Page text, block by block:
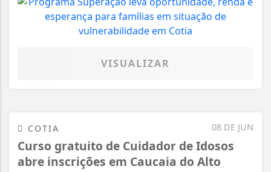
VISUALIZAR
08 DE JUN
COTIA
Curso gratuito de Cuidador de Idosos
abre inscrições em Caucaia do Alto